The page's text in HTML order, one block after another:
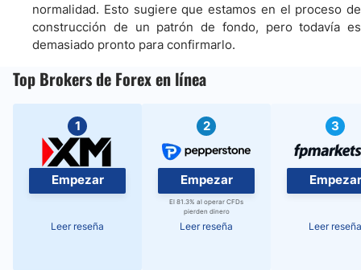
normalidad. Esto sugiere que estamos en el proceso de
construcción de un patrón de fondo, pero todavía es
demasiado pronto para confirmarlo.
Top Brokers de Forex en línea
1
Empezar
Leer reseña
2
Empezar
El 81.3% al operar CFDs
pierden dinero
Leer reseña
3
Empezar
Leer reseña